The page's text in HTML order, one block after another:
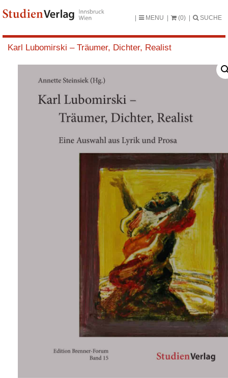
MENU (0) SUCHE
Karl Lubomirski – Träumer, Dichter, Realist